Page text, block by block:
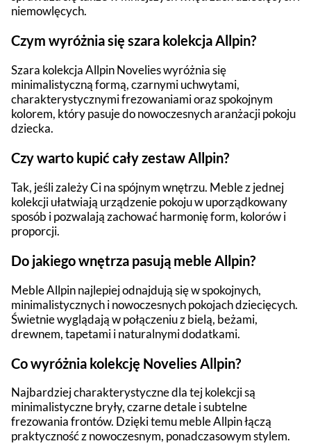
niemowlęcych.
Czym wyróżnia się szara kolekcja Allpin?
Szara kolekcja Allpin Novelies wyróżnia się
minimalistyczną formą, czarnymi uchwytami,
charakterystycznymi frezowaniami oraz spokojnym
kolorem, który pasuje do nowoczesnych aranżacji pokoju
dziecka.
Czy warto kupić cały zestaw Allpin?
Tak, jeśli zależy Ci na spójnym wnętrzu. Meble z jednej
kolekcji ułatwiają urządzenie pokoju w uporządkowany
sposób i pozwalają zachować harmonię form, kolorów i
proporcji.
Do jakiego wnętrza pasują meble Allpin?
Meble Allpin najlepiej odnajdują się w spokojnych,
minimalistycznych i nowoczesnych pokojach dziecięcych.
Świetnie wyglądają w połączeniu z bielą, beżami,
drewnem, tapetami i naturalnymi dodatkami.
Co wyróżnia kolekcję Novelies Allpin?
Najbardziej charakterystyczne dla tej kolekcji są
minimalistyczne bryły, czarne detale i subtelne
frezowania frontów. Dzięki temu meble Allpin łączą
praktyczność z nowoczesnym, ponadczasowym stylem.